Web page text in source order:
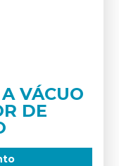
VÁCUO
DE